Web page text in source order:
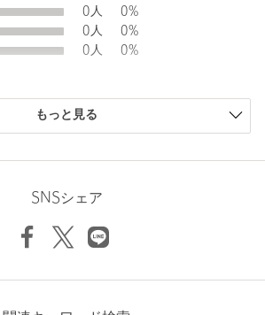
対象商品
対象外商品
WOMEN
トップス | ポロシャツ
FREE
本体；コットン67％ ポリエステル33％ リブ部分；
ポリエステル98％ ポリウレタン2％
洗濯機洗い可
0人
0%
0人
0%
0人
0%
もっと見る
SNSシェア